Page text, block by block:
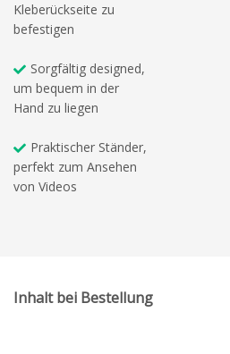
Kleberückseite zu
befestigen
Sorgfältig designed,
um bequem in der
Hand zu liegen
Praktischer Ständer,
perfekt zum Ansehen
von Videos
Inhalt bei Bestellung